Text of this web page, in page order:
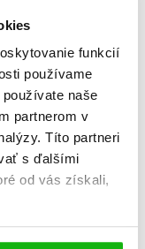
funkcií
používame
naše
partnerom v
Títo partneri
s ďalšími
od vás získali,
samolepkami
hry, úlohy